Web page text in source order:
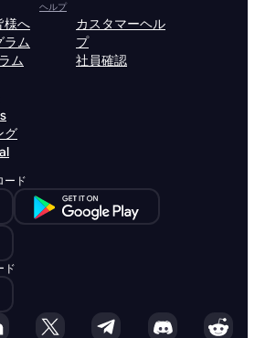
様へ
ラム
ム
グ
ヘルプ
カスタマーヘル
プ
社員確認
ード
ド